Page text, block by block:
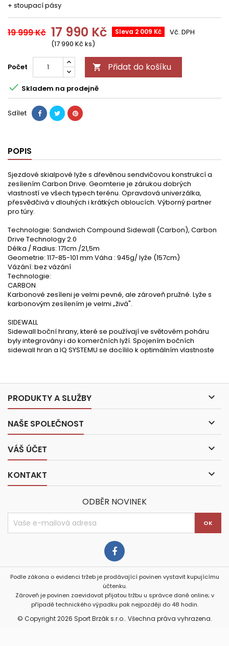
+ stoupací pásy
19 999 Kč 17 990 Kč Sleva 2 009 Kč
(17 990 Kč ks)
Vč. DPH
Počet  Přidat do košíku
 Skladem na prodejně
Sdílet
POPIS
Sjezdové skialpové lyže s dřevěnou sendvičovou konstrukcí a
zesílením Carbon Drive. Geomterie je zárukou dobrých
vlastností ve všech typech terénu. Opravdová univerzálka,
přesvědčivá v dlouhých i krátkých obloucích. Výborný partner
pro túry.
Technologie: Sandwich Compound Sidewall (Carbon), Carbon
Drive Technology 2.0
Délka / Radius: 171cm /21,5m
Geometrie: 117-85-101 mm Váha : 945g/ lyže (157cm)
Vázání: bez vázání
Technologie:
CARBON
Karbonové zesíleni je velmi pevné, ale zároveň pružné. Lyže s
karbonovým zesílením je velmi „živá".
SIDEWALL
Sidewall boční hrany, které se používají ve světovém poháru
byly integrovány i do komerčních lyží. Spojením bočních
sidewall hran a IQ SYSTEMU se docílilo k optimálním vlastnoste
PRODUKTY A SLUŽBY 
NAŠE SPOLEČNOST 
VÁŠ ÚČET 
KONTAKT 
ODBĚR NOVINEK
Podle zákona o evidenci tržeb je prodávající povinen vystavit kupujícímu
účtenku.
Zároveň je povinen zaevidovat přijatou tržbu u správce daně online; v
případě technického výpadku pak nejpozději do 48 hodin.
© Copyright 2026 Sport Brzák s.r.o.. Všechna práva vyhrazena.